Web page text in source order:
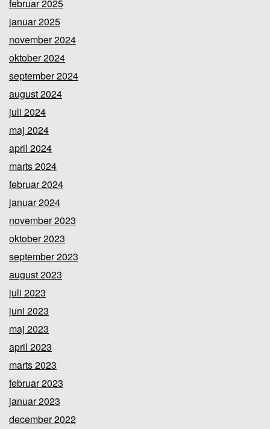
februar 2025
januar 2025
november 2024
oktober 2024
september 2024
august 2024
juli 2024
maj 2024
april 2024
marts 2024
februar 2024
januar 2024
november 2023
oktober 2023
september 2023
august 2023
juli 2023
juni 2023
maj 2023
april 2023
marts 2023
februar 2023
januar 2023
december 2022